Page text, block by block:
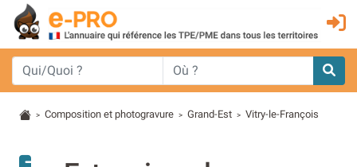
> Composition et photogravure > Grand-Est > Vitry-le-François